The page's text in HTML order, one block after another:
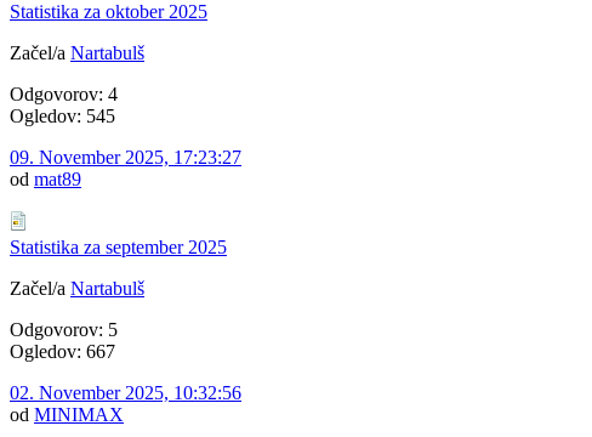
Statistika za oktober 2025
Začel/a Nartabulš
Odgovorov: 4
Ogledov: 545
09. November 2025, 17:23:27
od mat89
Statistika za september 2025
Začel/a Nartabulš
Odgovorov: 5
Ogledov: 667
02. November 2025, 10:32:56
od MINIMAX